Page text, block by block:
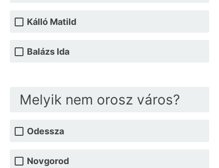
Kálló Matild
Balázs Ida
Melyik nem orosz város?
Odessza
Novgorod